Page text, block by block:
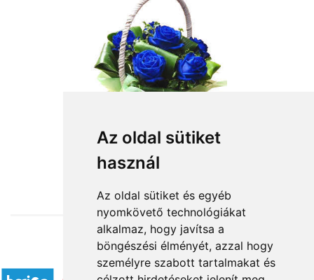
Az oldal sütiket
használ
Az oldal sütiket és egyéb
nyomkövető technológiákat
alkalmaz, hogy javítsa a
böngészési élményét, azzal hogy
személyre szabott tartalmakat és
from HUF28,000
Accepted payment methods